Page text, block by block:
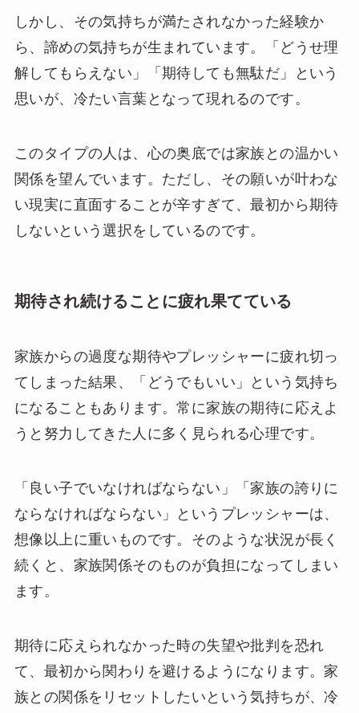
しかし、その気持ちが満たされなかった経験か
ら、諦めの気持ちが生まれています。「どうせ理
解してもらえない」「期待しても無駄だ」という
思いが、冷たい言葉となって現れるのです。
このタイプの人は、心の奥底では家族との温かい
関係を望んでいます。ただし、その願いが叶わな
い現実に直面することが辛すぎて、最初から期待
しないという選択をしているのです。
期待され続けることに疲れ果てている
家族からの過度な期待やプレッシャーに疲れ切っ
てしまった結果、「どうでもいい」という気持ち
になることもあります。常に家族の期待に応えよ
うと努力してきた人に多く見られる心理です。
「良い子でいなければならない」「家族の誇りに
ならなければならない」というプレッシャーは、
想像以上に重いものです。そのような状況が長く
続くと、家族関係そのものが負担になってしまい
ます。
期待に応えられなかった時の失望や批判を恐れ
て、最初から関わりを避けるようになります。家
族との関係をリセットしたいという気持ちが、冷